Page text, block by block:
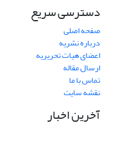
دسترسی سریع
صفحه اصلی
درباره نشریه
اعضای هیات تحریریه
ارسال مقاله
تماس با ما
نقشه سایت
آخرین اخبار